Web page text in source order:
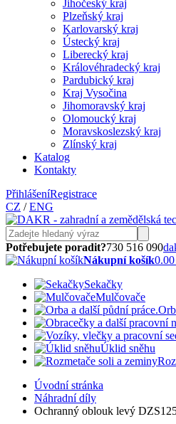
Jihočeský kraj
Plzeňský kraj
Karlovarský kraj
Ústecký kraj
Liberecký kraj
Královéhradecký kraj
Pardubický kraj
Kraj Vysočina
Jihomoravský kraj
Olomoucký kraj
Moravskoslezský kraj
Zlínský kraj
Katalog
Kontakty
PřihlášeníRegistrace
CZ /ENG
Potřebujete poradit?730 516 090
Nákupní košík
Sekačky
Mulčovače
Úklid sněhu
Úvodní stránka
Náhradní díly
Ochranný oblouk levý